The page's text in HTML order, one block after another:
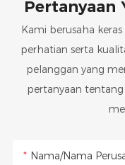
Pertanyaan
Kami berusaha
perhatian serta
pelanggan yang
pertanyaan
Nama/Nama